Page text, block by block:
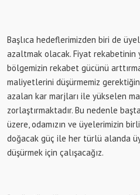
Başlıca hedeflerimizden biri de
azaltmak olacak. Fiyat rekabetinin
bölgemizin rekabet gücünü
maliyetlerini düşürmemiz
azalan kar marjları ile yükselen
zorlaştırmaktadır. Bu nedenle
üzere, odamızın ve üyelerimizin
doğacak güç ile her türlü alanda
düşürmek için çalışacağız.